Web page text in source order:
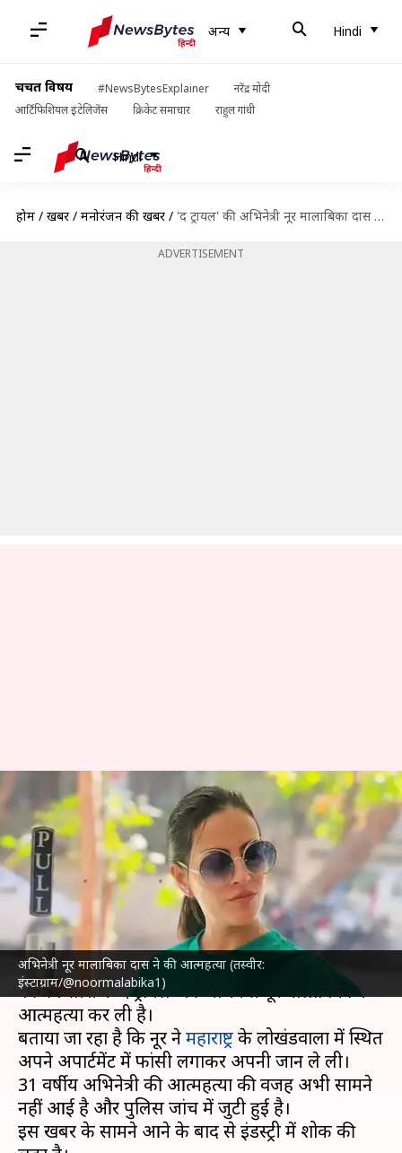
अन्य Hindi
चर्चित विषय #NewsBytesExplainer
नरेंद्र मोदी
आर्टिफिशियल इंटेलिजेंस
क्रिकेट समाचार राहुल गांधी
Hindi
होम / खबरें / मनोरंजन की खबरें / 'द ट्रायल' की अभिनेत्री नूर मालाबिका दास ने की आत्महत्या, पंखे से लटका मिला शव
ADVERTISEMENT
अभिनेत्री नूर मालाबिका दास ने की आत्महत्या (तस्वीर:
इंस्टाग्राम/@noormalabika1)
'द ट्रायल' की अभिनेत्री नूर मालाबिका
दास ने की आत्महत्या, पंखे से लटका
मिला शव
लेखन दीक्षा शर्मा Jun 10, 2024 01:07 pm
क्या है खबर?
मनोरंजन जगत से एक दुखद खबर सामने आई है।
काजोल
की वेब सीरीज 'द ट्रायल' की अभिनेत्री नूर मालाबिका ने
आत्महत्या कर ली है।
बताया जा रहा है कि नूर नेमहाराष्ट्रके लोखंडवाला में स्थित
अपने अपार्टमेंट में फांसी लगाकर अपनी जान ले ली।
31 वर्षीय अभिनेत्री की आत्महत्या की वजह अभी सामने
नहीं आई है और पुलिस जांच में जुटी हुई है।
इस खबर के सामने आने के बाद से इंडस्ट्री में शोक की